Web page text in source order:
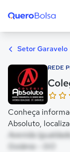
Setor Garavelo
REDE
Conheça
Absoluto,
Avenida
Goiânia - GO